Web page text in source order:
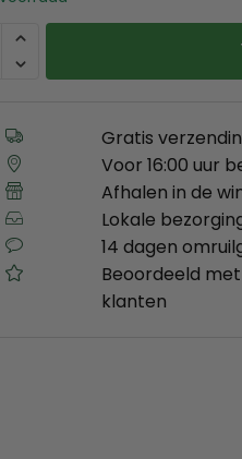
Gratis
Voor 16:00 uur
Afhalen in de
Lokale
14 dagen
Beoordeeld
klanten